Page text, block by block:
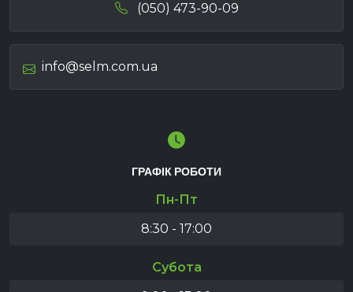
(050) 473-90-09
info@selm.com.ua
ГРАФІК РОБОТИ
Пн-Пт
8:30 - 17:00
Субота